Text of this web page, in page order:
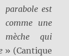
parabole est
comme une
mèche qui
» (Cantique